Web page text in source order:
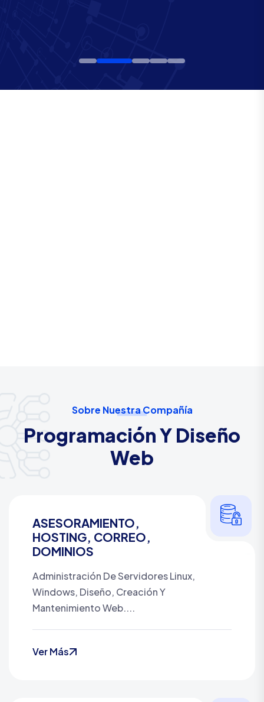
Sobre Nuestra Compañía
Programación Y Diseño
Web
ASESORAMIENTO,
HOSTING, CORREO,
DOMINIOS
Administración De Servidores Linux,
Windows, Diseño, Creación Y
Mantenimiento Web....
Ver Más